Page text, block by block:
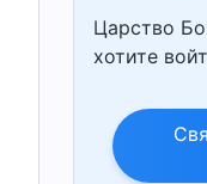
Царство
хотите